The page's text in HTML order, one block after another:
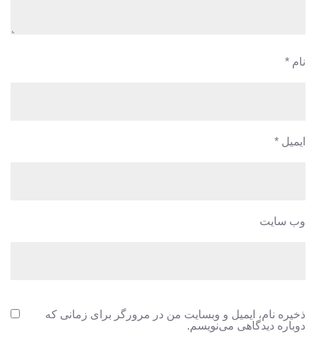
نام *
ایمیل *
وب‌ سایت
ذخیره نام، ایمیل و وبسایت من در مرورگر برای زمانی که
دوباره دیدگاهی می‌نویسم.